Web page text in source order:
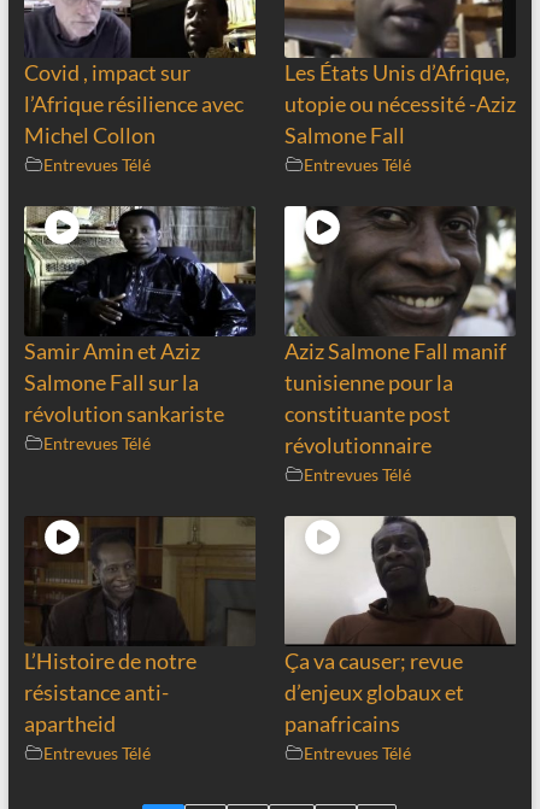
Covid , impact sur
l’Afrique résilience avec
Michel Collon
Entrevues Télé
Les États Unis d’Afrique,
utopie ou nécessité -Aziz
Salmone Fall
Entrevues Télé
Samir Amin et Aziz
Salmone Fall sur la
révolution sankariste
Entrevues Télé
Aziz Salmone Fall manif
tunisienne pour la
constituante post
révolutionnaire
Entrevues Télé
L’Histoire de notre
résistance anti-
apartheid
Entrevues Télé
Ça va causer; revue
d’enjeux globaux et
panafricains
Entrevues Télé